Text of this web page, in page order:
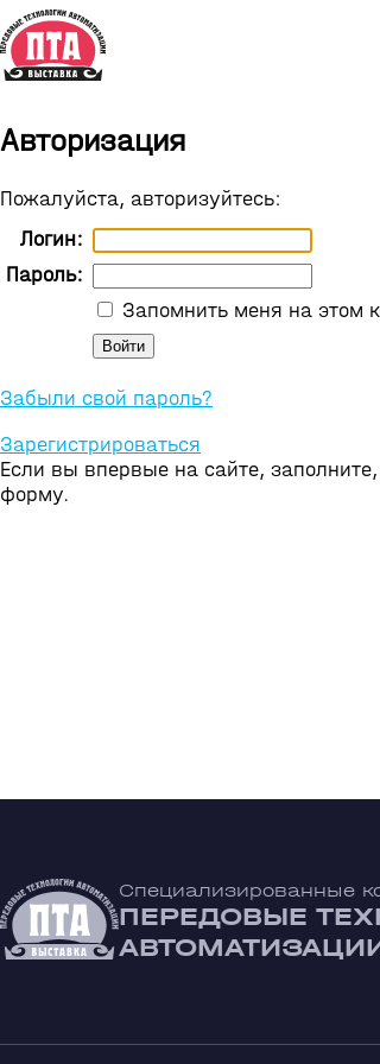
Авторизация
Пожалуйста, авторизуйтесь:
Логин:
Пароль:
Запомнить меня на этом
Забыли свой пароль?
Зарегистрироваться
Если вы впервые на сайте,
форму.
Специализированные
ПЕРЕДОВЫЕ